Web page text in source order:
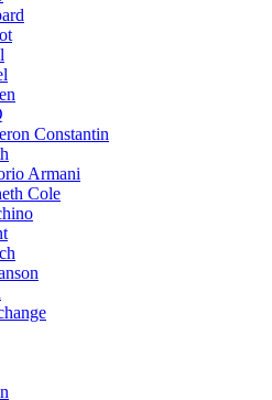
Constantin
Armani
Cole